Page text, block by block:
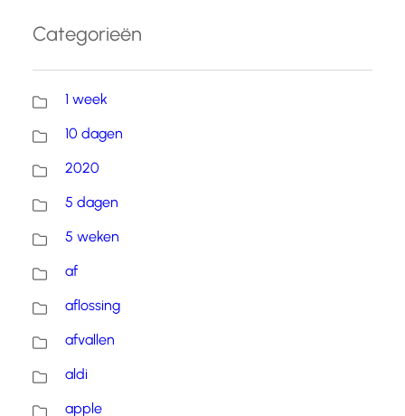
Categorieën
1 week
10 dagen
2020
5 dagen
5 weken
af
aflossing
afvallen
aldi
apple